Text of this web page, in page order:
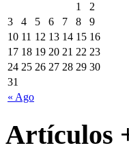
« Ago
1
2
3
4 5 6 7 8
9
10 11 12 13 14 15 16
17 18 19 20 21 22 23
24 25 26 27 28 29 30
31
Artículos